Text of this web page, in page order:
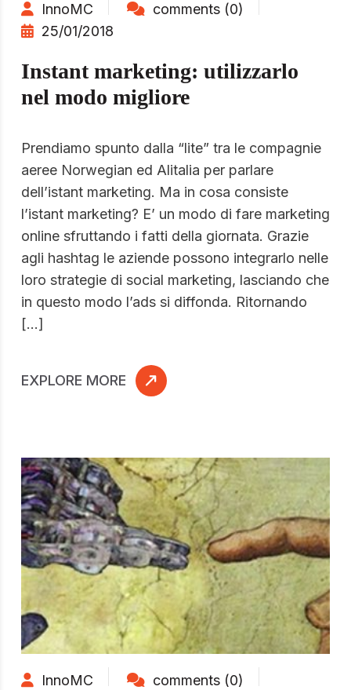
InnoMC
comments (0)
25/01/2018
Instant marketing: utilizzarlo
nel modo migliore
Prendiamo spunto dalla “lite” tra le compagnie
aeree Norwegian ed Alitalia per parlare
dell’istant marketing. Ma in cosa consiste
l’istant marketing? E’ un modo di fare marketing
online sfruttando i fatti della giornata. Grazie
agli hashtag le aziende possono integrarlo nelle
loro strategie di social marketing, lasciando che
in questo modo l’ads si diffonda. Ritornando
[…]
EXPLORE MORE
InnoMC
comments (0)